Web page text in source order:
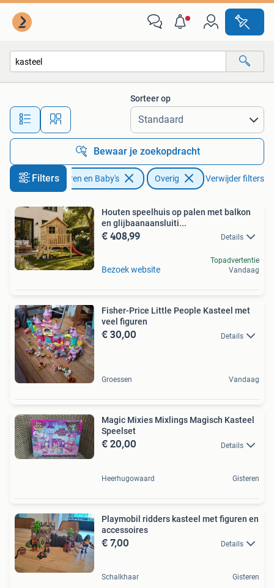
Alle afstanden…
Sorteer op
Bewaar je zoekopdracht
FiltersKinderen en Baby's Overig Verwijder filters
Houten speelhuis op palen met balkon
en glijbaanaansluiti...
€ 408,99 Details
Bezoek website
Topadvertentie
Vandaag
Fisher-Price Little People Kasteel met
veel figuren
€ 30,00 Details
Groessen Vandaag
Magic Mixies Mixlings Magisch Kasteel
Speelset
€ 20,00 Details
Heerhugowaard Gisteren
Playmobil ridders kasteel met figuren en
accessoires
€ 7,00 Details
Schalkhaar Gisteren